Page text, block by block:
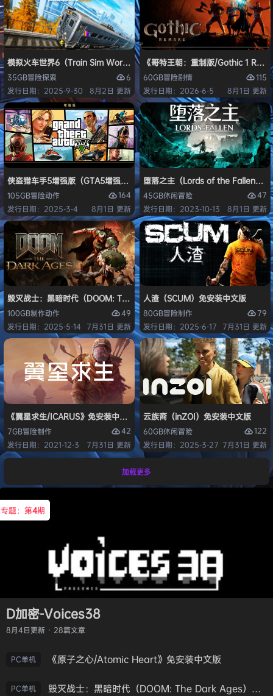
模拟火车世界6（Train Sim World 6）免安装中文版
35GB冒险探索
6
发行日期：2025-9-30
8月2日 更新
《哥特王朝：重制版/Gothic 1
60GB冒险剧情
115
发行日期：2026-6-5
8月1日 更新
侠盗猎车手5增强版（GTA5增强版（Grand Theft Auto V Enhanced）免
105GB冒险动作
164
发行日期：2025-3-4
8月1日 更新
堕落之主（Lords of the Fallen）免
45GB休闲冒险
47
发行日期：2023-10-13
8月1日 更新
毁灭战士：黑暗时代（DOOM: The Dark Ages）免安装中文版
100GB制作动作
49
发行日期：2025-5-14
7月31日 更新
人渣（SCUM）免安装中文版
80GB冒险制作
79
发行日期：2025-6-17
7月31日 更新
《翼星求生/ICARUS》免安装中文版
7GB冒险制作
42
发行日期：2021-12-3
7月31日 更新
云族裔（inZOI）免安装中文版
60GB休闲冒险
122
发行日期：2025-3-27 7月31日 更新
加载更多
专题：第4期
D加密-Voices38
8月4日更新 · 28篇文章
PC单机 《原子之心/Atomic Heart》免安装中文版
PC单机 毁灭战士：黑暗时代（DOOM: The Dark Ages）免安装中文版